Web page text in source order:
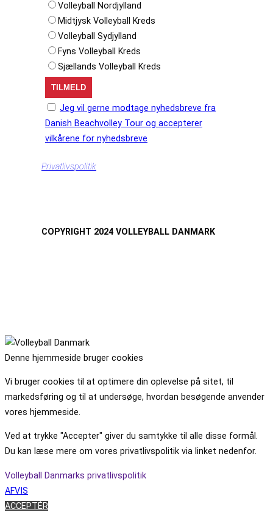
Volleyball Nordjylland
Midtjysk Volleyball Kreds
Volleyball Sydjylland
Fyns Volleyball Kreds
Sjællands Volleyball Kreds
Jeg vil gerne modtage nyhedsbreve fra
Danish Beachvolley Tour og accepterer
vilkårene for nyhedsbreve
Privatlivspolitik
COPYRIGHT 2024 VOLLEYBALL DANMARK
Denne hjemmeside bruger cookies
Vi bruger cookies til at optimere din oplevelse på sitet, til
markedsføring og til at undersøge, hvordan besøgende anvender
vores hjemmeside.
Ved at trykke "Accepter" giver du samtykke til alle disse formål.
Du kan læse mere om vores privatlivspolitik via linket nedenfor.
Volleyball Danmarks privatlivspolitik
AFVIS
ACCEPTÉR